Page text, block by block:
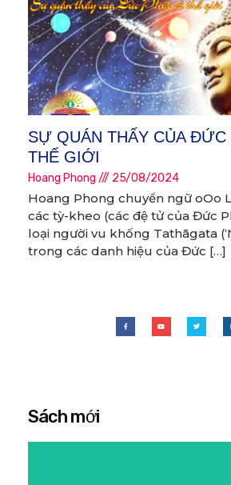
SỰ QUÁN THẤY CỦA ĐỨC
THẾ GIỚI
Hoang Phong 25/08/2024
Hoang Phong chuyển ngữ oOo
các tỳ-kheo (các đệ tử của Đức
loại người vu khống Tathāgata
trong các danh hiệu của Đức […]
Sách mới